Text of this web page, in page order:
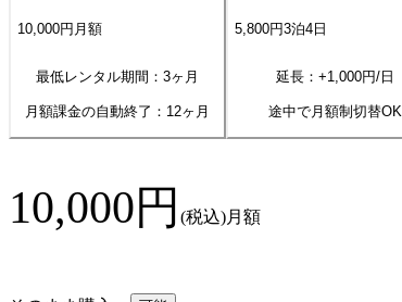
10,000円 月額
最低レンタル期間：3ヶ月
月額課金の自動終了： 12ヶ月
5,800円3泊4日
延長：+1,000円/日
途中で月額制切替OK
10,000円 (税込)月額